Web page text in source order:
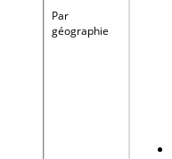
Par
géographie